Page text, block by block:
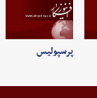
پرسپولیس